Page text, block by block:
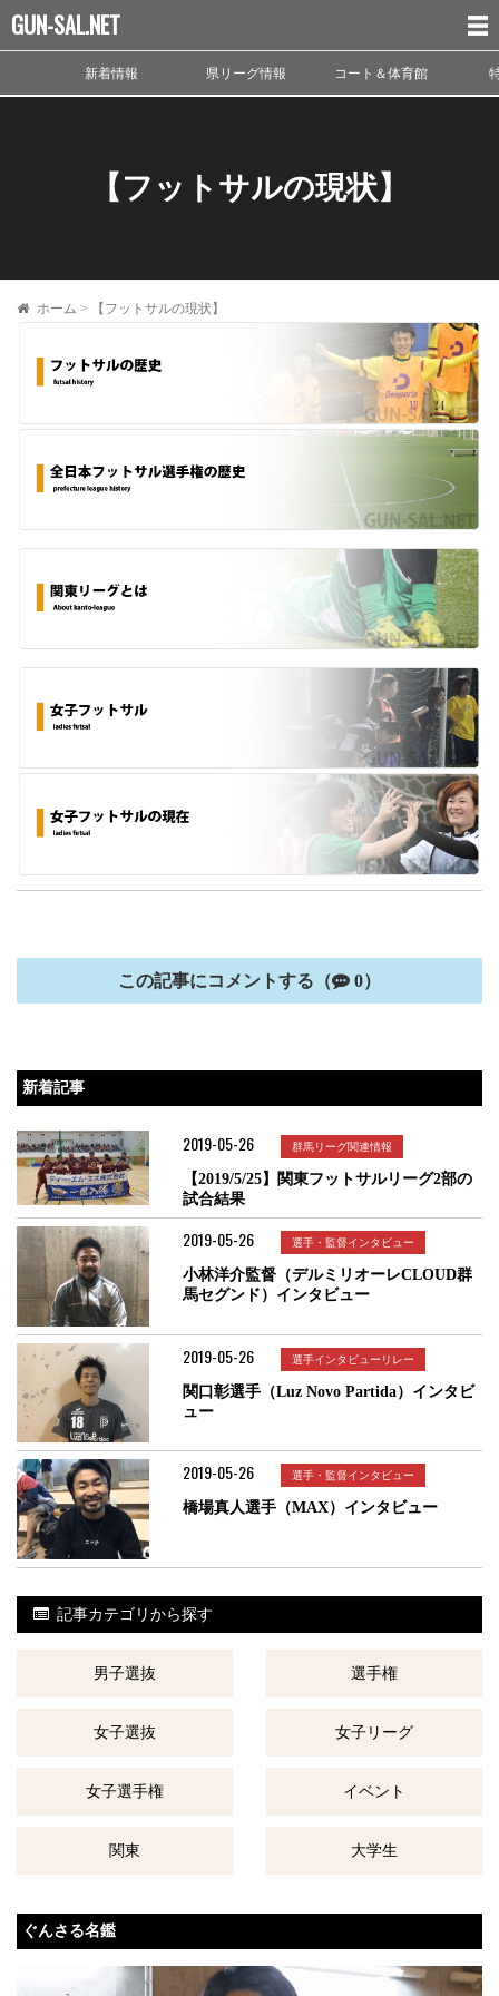
GUN-SAL.NET
新着情報 県リーグ情報 コート＆体育館
【フットサルの現状】
ホーム > 【フットサルの現状】
この記事にコメントする（ 0）
新着記事
2019-05-26 群馬リーグ関連情報
【2019/5/25】関東フットサルリーグ2部の
試合結果
2019-05-26 選手・監督インタビュー
小林洋介監督（デルミリオーレCLOUD群
馬セグンド）インタビュー
2019-05-26 選手インタビューリレー
関口彰選手（Luz Novo Partida）インタビ
ュー
2019-05-26 選手・監督インタビュー
橋場真人選手（MAX）インタビュー
記事カテゴリから探す
男子選抜 選手権
女子選抜 女子リーグ
女子選手権 イベント
関東 大学生
ぐんさる名鑑